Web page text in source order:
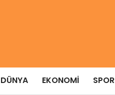
DÜNYA EKONOMI SPOR